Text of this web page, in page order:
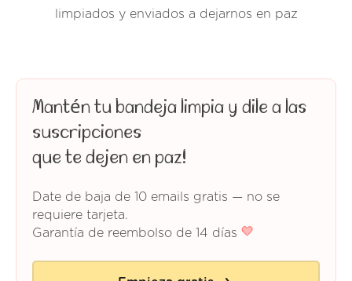
limpiados y enviados a dejarnos en paz
Mantén tu bandeja limpia y dile a las
suscripciones
que te dejen en paz!
Date de baja de 10 emails gratis — no se
requiere tarjeta.
Garantía de reembolso de 14 días